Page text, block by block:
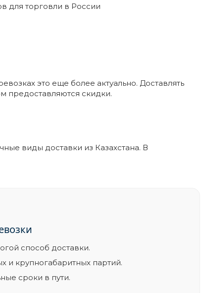
для торговли в России
это еще более актуально. Доставлять
предоставляются скидки.
виды доставки из Казахстана. В
способ доставки.
и крупногабаритных партий.
сроки в пути.